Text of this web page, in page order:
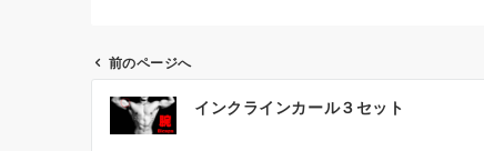
前のページへ
インクラインカール３セット